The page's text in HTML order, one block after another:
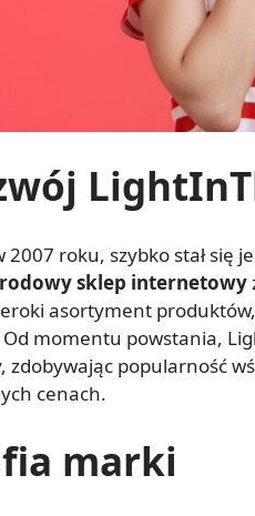
2007 roku, szybko stał się
sklep internetowy
asortyment
momentu powstania,
zdobywając popularność
cenach.
marki